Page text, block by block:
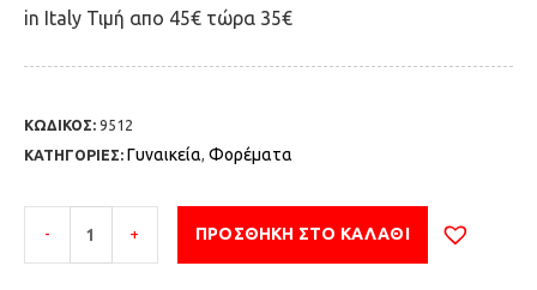
in Italy Τιμή απο 45€ τώρα 35€
ΚΩΔΙΚΟΣ: 9512
ΚΑΤΗΓΟΡΙΕΣ: Γυναικεία, Φορέματα
- + ΠΡΟΣΘΉΚΗ ΣΤΟ ΚΑΛΆΘΙ